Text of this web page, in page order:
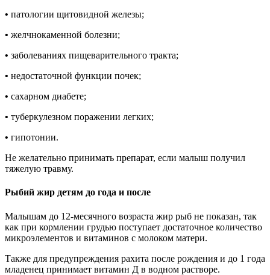
• патологии щитовидной железы;
• желчнокаменной болезни;
• заболеваниях пищеварительного тракта;
• недостаточной функции почек;
• сахарном диабете;
• туберкулезном поражении легких;
• гипотонии.
Не желательно принимать препарат, если малыш получил
тяжелую травму.
Рыбий жир детям до года и после
Малышам до 12-месячного возраста жир рыб не показан, так
как при кормлении грудью поступает достаточное количество
микроэлементов и витаминов с молоком матери.
Также для предупреждения рахита после рождения и до 1 года
младенец принимает витамин Д в водном растворе.